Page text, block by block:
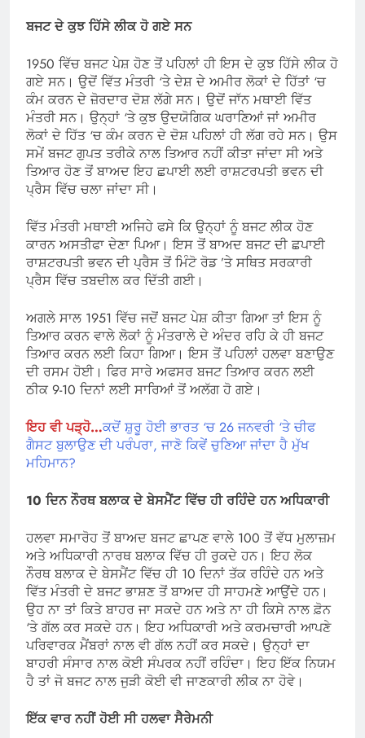
ਬਜਟ ਦੇ ਕੁਝ ਹਿੱਸੇ ਲੀਕ ਹੋ ਗਏ ਸਨ
1950 ਵਿੱਚ ਬਜਟ ਪੇਸ਼ ਹੋਣ ਤੋਂ ਪਹਿਲਾਂ ਹੀ ਇਸ ਦੇ ਕੁਝ ਹਿੱਸੇ ਲੀਕ ਹੋ
ਗਏ ਸਨ। ਉਦੋਂ ਵਿੱਤ ਮੰਤਰੀ ‘ਤੇ ਦੇਸ਼ ਦੇ ਅਮੀਰ ਲੋਕਾਂ ਦੇ ਹਿੱਤਾਂ ‘ਚ
ਕੰਮ ਕਰਨ ਦੇ ਜ਼ੋਰਦਾਰ ਦੋਸ਼ ਲੱਗੇ ਸਨ। ਉਦੋਂ ਜਾੱਨ ਮਥਾਈ ਵਿੱਤ
ਮੰਤਰੀ ਸਨ। ਉਨ੍ਹਾਂ ‘ਤੇ ਕੁਝ ਉਦਯੋਗਿਕ ਘਰਾਣਿਆਂ ਜਾਂ ਅਮੀਰ
ਲੋਕਾਂ ਦੇ ਹਿੱਤ ‘ਚ ਕੰਮ ਕਰਨ ਦੇ ਦੋਸ਼ ਪਹਿਲਾਂ ਹੀ ਲੱਗ ਰਹੇ ਸਨ। ਉਸ
ਸਮੇਂ ਬਜਟ ਗੁਪਤ ਤਰੀਕੇ ਨਾਲ ਤਿਆਰ ਨਹੀਂ ਕੀਤਾ ਜਾਂਦਾ ਸੀ ਅਤੇ
ਤਿਆਰ ਹੋਣ ਤੋਂ ਬਾਅਦ ਇਹ ਛਪਾਈ ਲਈ ਰਾਸ਼ਟਰਪਤੀ ਭਵਨ ਦੀ
ਪ੍ਰੈਸ ਵਿੱਚ ਚਲਾ ਜਾਂਦਾ ਸੀ।
ਵਿੱਤ ਮੰਤਰੀ ਮਥਾਈ ਅਜਿਹੇ ਫਸੇ ਕਿ ਉਨ੍ਹਾਂ ਨੂੰ ਬਜਟ ਲੀਕ ਹੋਣ
ਕਾਰਨ ਅਸਤੀਫਾ ਦੇਣਾ ਪਿਆ। ਇਸ ਤੋਂ ਬਾਅਦ ਬਜਟ ਦੀ ਛਪਾਈ
ਰਾਸ਼ਟਰਪਤੀ ਭਵਨ ਦੀ ਪ੍ਰੈਸ ਤੋਂ ਮਿੰਟੋ ਰੋਡ ’ਤੇ ਸਥਿਤ ਸਰਕਾਰੀ
ਪ੍ਰੈਸ ਵਿੱਚ ਤਬਦੀਲ ਕਰ ਦਿੱਤੀ ਗਈ।
ਅਗਲੇ ਸਾਲ 1951 ਵਿੱਚ ਜਦੋਂ ਬਜਟ ਪੇਸ਼ ਕੀਤਾ ਗਿਆ ਤਾਂ ਇਸ ਨੂੰ
ਤਿਆਰ ਕਰਨ ਵਾਲੇ ਲੋਕਾਂ ਨੂੰ ਮੰਤਰਾਲੇ ਦੇ ਅੰਦਰ ਰਹਿ ਕੇ ਹੀ ਬਜਟ
ਤਿਆਰ ਕਰਨ ਲਈ ਕਿਹਾ ਗਿਆ। ਇਸ ਤੋਂ ਪਹਿਲਾਂ ਹਲਵਾ ਬਣਾਉਣ
ਦੀ ਰਸਮ ਹੋਈ। ਫਿਰ ਸਾਰੇ ਅਫਸਰ ਬਜਟ ਤਿਆਰ ਕਰਨ ਲਈ
ਠੀਕ 9-10 ਦਿਨਾਂ ਲਈ ਸਾਰਿਆਂ ਤੋਂ ਅਲੱਗ ਹੋ ਗਏ।
ਇਹ ਵੀ ਪੜ੍ਹੋ…ਕਦੋਂ ਸ਼ੁਰੂ ਹੋਈ ਭਾਰਤ ‘ਚ 26 ਜਨਵਰੀ ‘ਤੇ ਚੀਫ
ਗੈਸਟ ਬੁਲਾਉਣ ਦੀ ਪਰੰਪਰਾ, ਜਾਣੋ ਕਿਵੇਂ ਚੁਣਿਆ ਜਾਂਦਾ ਹੈ ਮੁੱਖ
ਮਹਿਮਾਨ?
10 ਦਿਨ ਨੌਰਥ ਬਲਾਕ ਦੇ ਬੇਸਮੈਂਟ ਵਿੱਚ ਹੀ ਰਹਿੰਦੇ ਹਨ ਅਧਿਕਾਰੀ
ਹਲਵਾ ਸਮਾਰੋਹ ਤੋਂ ਬਾਅਦ ਬਜਟ ਛਾਪਣ ਵਾਲੇ 100 ਤੋਂ ਵੱਧ ਮੁਲਾਜ਼ਮ
ਅਤੇ ਅਧਿਕਾਰੀ ਨਾਰਥ ਬਲਾਕ ਵਿੱਚ ਹੀ ਰੁਕਦੇ ਹਨ। ਇਹ ਲੋਕ
ਨੌਰਥ ਬਲਾਕ ਦੇ ਬੇਸਮੈਂਟ ਵਿੱਚ ਹੀ 10 ਦਿਨਾਂ ਤੱਕ ਰਹਿੰਦੇ ਹਨ ਅਤੇ
ਵਿੱਤ ਮੰਤਰੀ ਦੇ ਬਜਟ ਭਾਸ਼ਣ ਤੋਂ ਬਾਅਦ ਹੀ ਸਾਹਮਣੇ ਆਉਂਦੇ ਹਨ।
ਉਹ ਨਾ ਤਾਂ ਕਿਤੇ ਬਾਹਰ ਜਾ ਸਕਦੇ ਹਨ ਅਤੇ ਨਾ ਹੀ ਕਿਸੇ ਨਾਲ ਫ਼ੋਨ
‘ਤੇ ਗੱਲ ਕਰ ਸਕਦੇ ਹਨ। ਇਹ ਅਧਿਕਾਰੀ ਅਤੇ ਕਰਮਚਾਰੀ ਆਪਣੇ
ਪਰਿਵਾਰਕ ਮੈਂਬਰਾਂ ਨਾਲ ਵੀ ਗੱਲ ਨਹੀਂ ਕਰ ਸਕਦੇ। ਉਨ੍ਹਾਂ ਦਾ
ਬਾਹਰੀ ਸੰਸਾਰ ਨਾਲ ਕੋਈ ਸੰਪਰਕ ਨਹੀਂ ਰਹਿੰਦਾ। ਇਹ ਇੱਕ ਨਿਯਮ
ਹੈ ਤਾਂ ਜੋ ਬਜਟ ਨਾਲ ਜੁੜੀ ਕੋਈ ਵੀ ਜਾਣਕਾਰੀ ਲੀਕ ਨਾ ਹੋਵੇ।
ਇੱਕ ਵਾਰ ਨਹੀਂ ਹੋਈ ਸੀ ਹਲਵਾ ਸੈਰੇਮਨੀ